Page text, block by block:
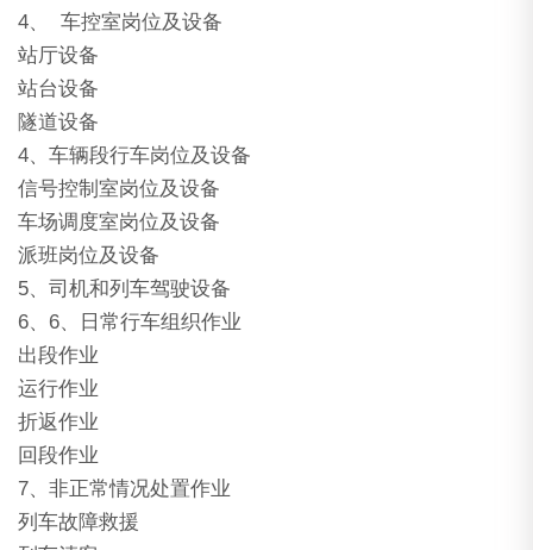
4、 车控室岗位及设备
站厅设备
站台设备
隧道设备
4、车辆段行车岗位及设备
信号控制室岗位及设备
车场调度室岗位及设备
派班岗位及设备
5、司机和列车驾驶设备
6、6、日常行车组织作业
出段作业
运行作业
折返作业
回段作业
7、非正常情况处置作业
列车故障救援